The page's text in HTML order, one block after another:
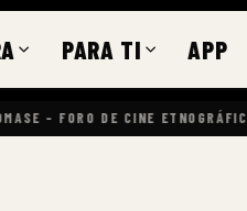
PARA TI APP
DE CINE ETNOGRÁFICO 2026